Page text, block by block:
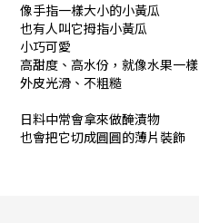
像手指一樣大小的小黃瓜
也有人叫它拇指小黃瓜
小巧可愛
高甜度、高水份，就像水果一樣
外皮光滑、不粗糙
日料中常會拿來做醃漬物
也會把它切成圓圓的薄片裝飾